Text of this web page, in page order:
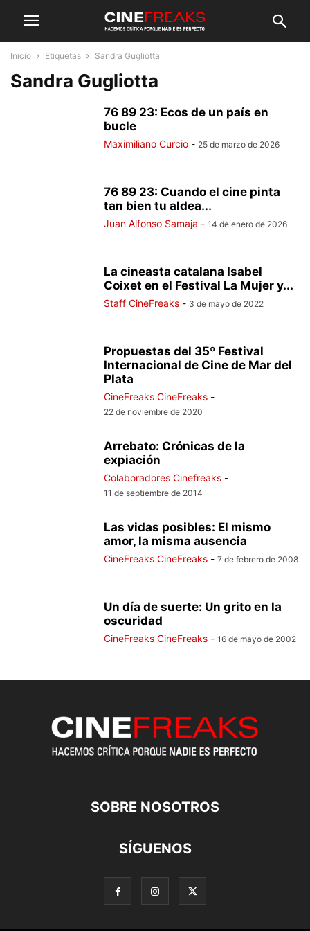
Inicio Etiquetas Sandra Gugliotta
Sandra Gugliotta
76 89 23: Ecos de un país en
bucle
Maximiliano Curcio - 25 de marzo de 2026
76 89 23: Cuando el cine pinta
tan bien tu aldea...
Juan Alfonso Samaja - 14 de enero de 2026
La cineasta catalana Isabel
Coixet en el Festival La Mujer y...
Staff CineFreaks - 3 de mayo de 2022
Propuestas del 35º Festival
Internacional de Cine de Mar del
Plata
CineFreaks CineFreaks -
22 de noviembre de 2020
Arrebato: Crónicas de la
expiación
Colaboradores Cinefreaks -
11 de septiembre de 2014
Las vidas posibles: El mismo
amor, la misma ausencia
CineFreaks CineFreaks - 7 de febrero de 2008
Un día de suerte: Un grito en la
oscuridad
CineFreaks CineFreaks - 16 de mayo de 2002
SOBRE NOSOTROS
SÍGUENOS